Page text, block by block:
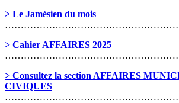
> Le Jamésien du mois
> Cahier AFFAIRES 2025
> Consultez la section AFFAIRES
CIVIQUES